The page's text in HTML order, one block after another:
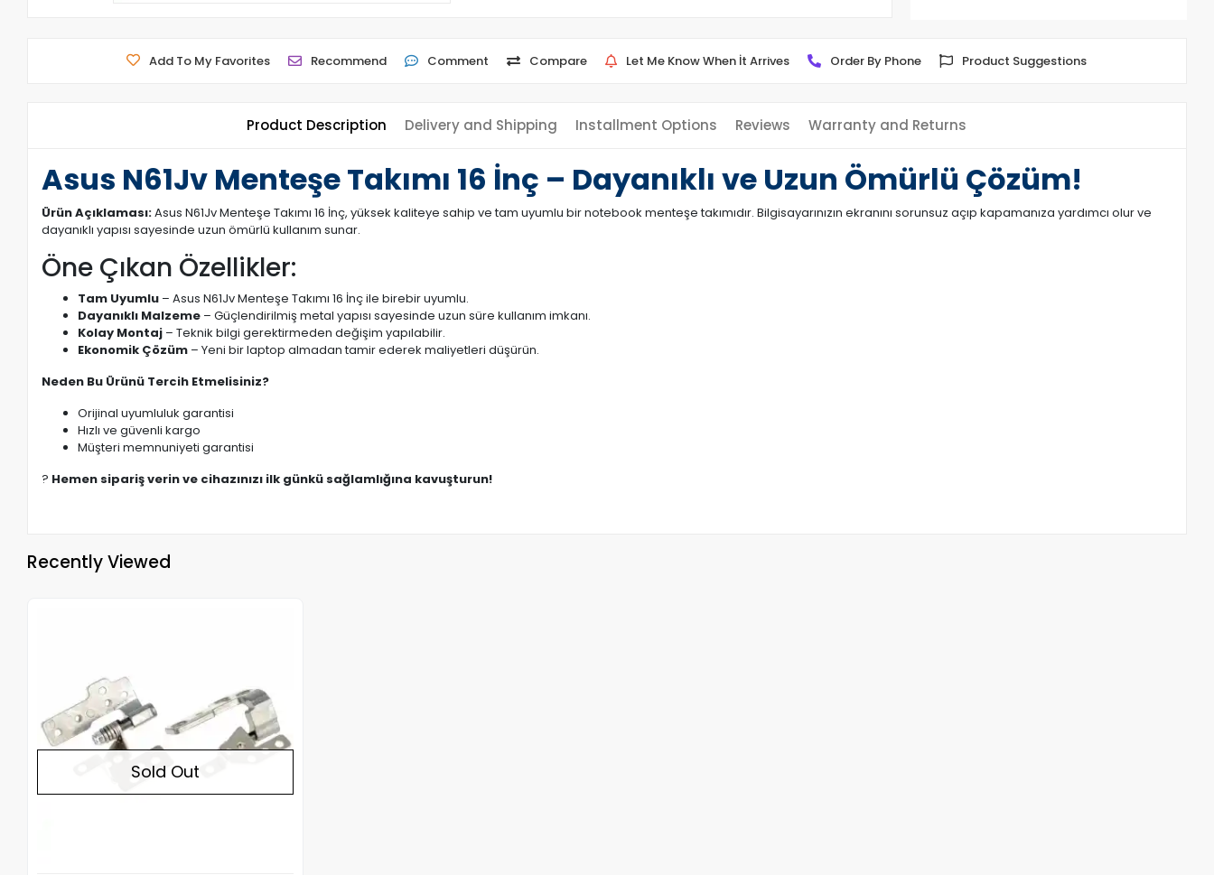
Add To My Favorites Recommend Comment Compare Let Me Know When İt Arrives Order By Phone Product Suggestions
Product Description Delivery and Shipping Installment Options Reviews Warranty and Returns
Asus N61Jv Menteşe Takımı 16 İnç – Dayanıklı ve Uzun Ömürlü Çözüm!
Ürün Açıklaması:Asus N61Jv Menteşe Takımı 16 İnç, yüksek kaliteye sahip ve tam uyumlu bir notebook menteşe takımıdır. Bilgisayarınızın ekranını sorunsuz açıp kapamanıza yardımcı olur ve
dayanıklı yapısı sayesinde uzun ömürlü kullanım sunar.
Öne Çıkan Özellikler:
Tam Uyumlu – Asus N61Jv Menteşe Takımı 16 İnç ile birebir uyumlu.
Dayanıklı Malzeme – Güçlendirilmiş metal yapısı sayesinde uzun süre kullanım imkanı.
Kolay Montaj – Teknik bilgi gerektirmeden değişim yapılabilir.
Ekonomik Çözüm – Yeni bir laptop almadan tamir ederek maliyetleri düşürün.
Neden Bu Ürünü Tercih Etmelisiniz?
Orijinal uyumluluk garantisi
Hızlı ve güvenli kargo
Müşteri memnuniyeti garantisi
? Hemen sipariş verin ve cihazınızı ilk günkü sağlamlığına kavuşturun!
Recently Viewed
Sold Out